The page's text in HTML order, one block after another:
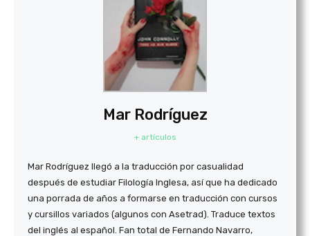
Mar Rodríguez
+ artículos
Mar Rodríguez llegó a la traducción por casualidad
después de estudiar Filología Inglesa, así que ha dedicado
una porrada de años a formarse en traducción con cursos
y cursillos variados (algunos con Asetrad). Traduce textos
del inglés al español. Fan total de Fernando Navarro,